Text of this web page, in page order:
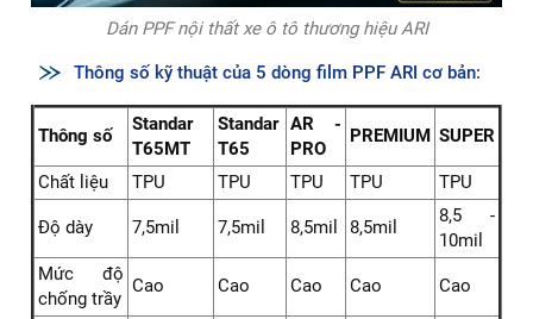
Dán PPF nội thất xe ô tô thương hiệu ARI
Thông số kỹ thuật của 5 dòng film PPF ARI cơ bản:
Thông số
Standar
T65MT
Standar
T65
AR -
PRO
PREMIUM SUPER
Chất liệu TPU TPU TPU TPU TPU
Độ dày 7,5mil 7,5mil 8,5mil 8,5mil
8,5 -
10mil
Mức độ
chống trầy
Cao Cao Cao Cao Cao